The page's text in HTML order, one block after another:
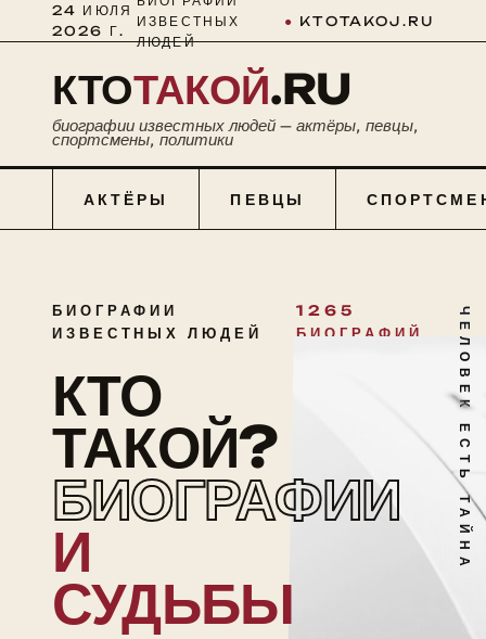
24 ИЮЛЯ
2026 Г.
ИЗВЕСТНЫХ
ЛЮДЕЙ
● KTOTAKOJ.RU
КТОТАКОЙ.RU
биографии известных людей — актёры, певцы,
спортсмены, политики
АКТЁРЫ ПЕВЦЫ
БИОГРАФИИ
ИЗВЕСТНЫХ ЛЮДЕЙ
1265
БИОГРАФИЙ
КТО
ТАКОЙ?
БИОГРАФИИ
И
СУДЬБЫ
ЧЕЛОВЕК ЕСТЬ ТАЙНА